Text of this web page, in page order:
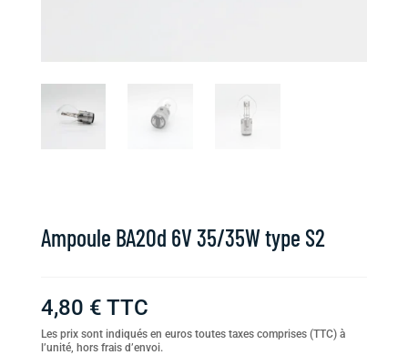
Ampoule BA20d 6V 35/35W type S2
4,80 € TTC
Les prix sont indiqués en euros toutes taxes comprises (TTC) à
l’unité, hors frais d’envoi.